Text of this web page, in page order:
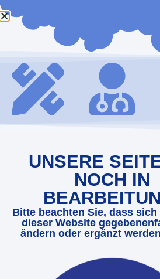
UNSERE
NOCH IN
Bitte beachten Sie, dass
dieser Website
ändern oder ergänzt